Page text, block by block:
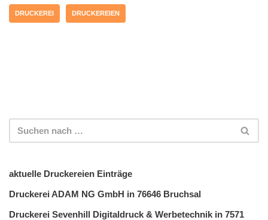
DRUCKEREI DRUCKEREIEN
aktuelle Druckereien Einträge
Druckerei ADAM NG GmbH in 76646 Bruchsal
Druckerei Sevenhill Digitaldruck & Werbetechnik in 7571